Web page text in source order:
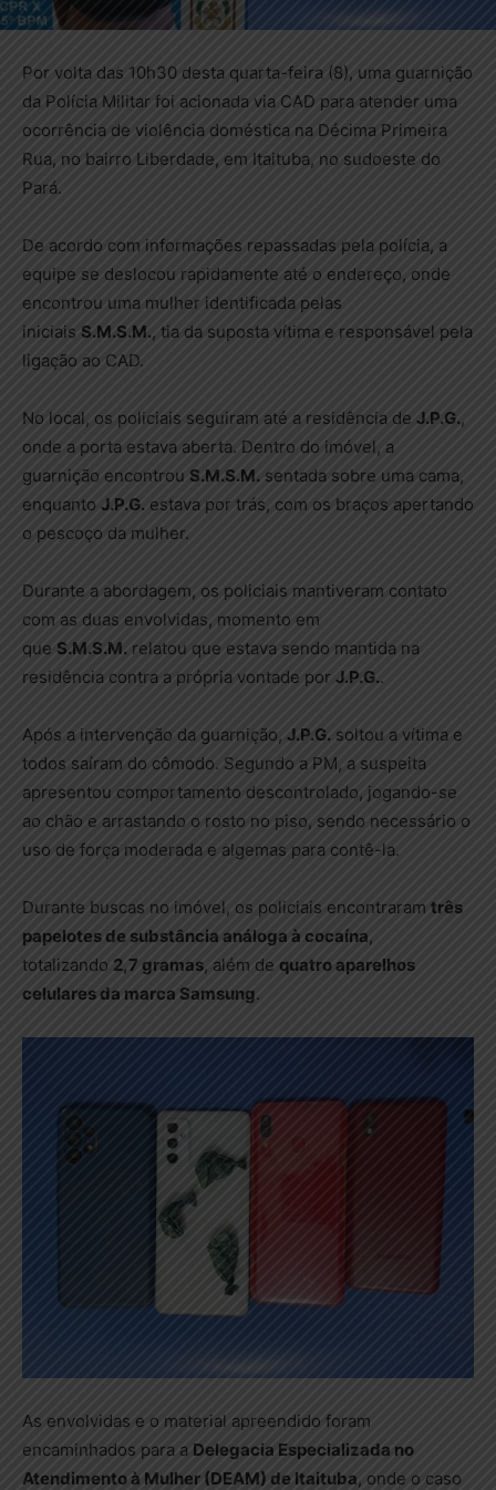
Por volta das 10h30 desta quarta-feira (8), uma guarnição
da Polícia Militar foi acionada via CAD para atender uma
ocorrência de violência doméstica na Décima Primeira
Rua, no bairro Liberdade, em Itaituba, no sudoeste do
Pará.
De acordo com informações repassadas pela polícia, a
equipe se deslocou rapidamente até o endereço, onde
encontrou uma mulher identificada pelas
iniciais S.M.S.M., tia da suposta vítima e responsável pela
ligação ao CAD.
No local, os policiais seguiram até a residência de J.P.G.,
onde a porta estava aberta. Dentro do imóvel, a
guarnição encontrou S.M.S.M. sentada sobre uma cama,
enquanto J.P.G. estava por trás, com os braços apertando
o pescoço da mulher.
Durante a abordagem, os policiais mantiveram contato
com as duas envolvidas, momento em
que S.M.S.M. relatou que estava sendo mantida na
residência contra a própria vontade por J.P.G..
Após a intervenção da guarnição, J.P.G. soltou a vítima e
todos saíram do cômodo. Segundo a PM, a suspeita
apresentou comportamento descontrolado, jogando-se
ao chão e arrastando o rosto no piso, sendo necessário o
uso de força moderada e algemas para contê-la.
Durante buscas no imóvel, os policiais encontraram três
papelotes de substância análoga à cocaína,
totalizando 2,7 gramas, além de quatro aparelhos
celulares da marca Samsung.
As envolvidas e o material apreendido foram
encaminhados para a Delegacia Especializada no
Atendimento à Mulher (DEAM) de Itaituba, onde o caso